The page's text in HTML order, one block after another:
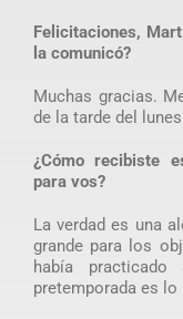
Felicitaciones,
la comunicó?
Muchas gracias.
de la tarde del
¿Cómo recibiste
para vos?
La verdad es una
grande para los
había
pretemporada es lo